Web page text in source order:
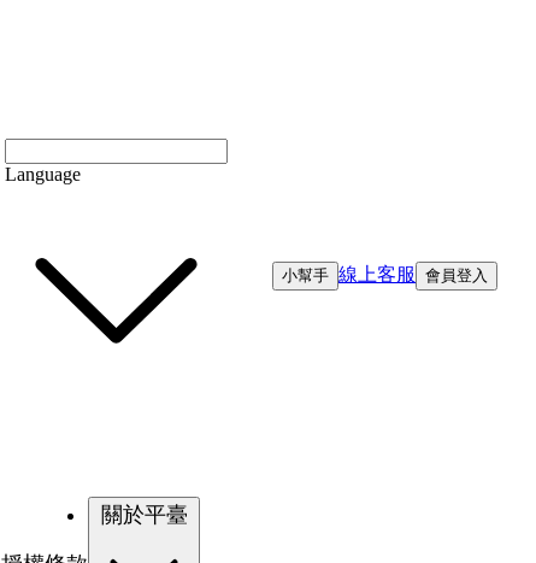
Language
小幫手 線上客服 會員登入